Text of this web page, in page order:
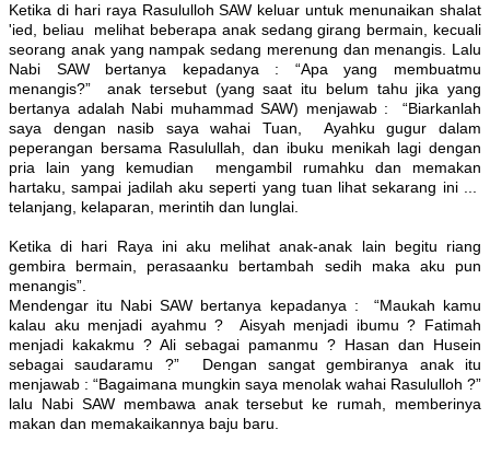
Ketika di hari raya Rasululloh SAW keluar untuk menunaikan shalat
'ied, beliau melihat beberapa anak sedang girang bermain, kecuali
seorang anak yang nampak sedang merenung dan menangis. Lalu
Nabi SAW bertanya kepadanya : “Apa yang membuatmu
menangis?” anak tersebut (yang saat itu belum tahu jika yang
bertanya adalah Nabi muhammad SAW) menjawab : “Biarkanlah
saya dengan nasib saya wahai Tuan, Ayahku gugur dalam
peperangan bersama Rasulullah, dan ibuku menikah lagi dengan
pria lain yang kemudian mengambil rumahku dan memakan
hartaku, sampai jadilah aku seperti yang tuan lihat sekarang ini ...
telanjang, kelaparan, merintih dan lunglai.
Ketika di hari Raya ini aku melihat anak-anak lain begitu riang
gembira bermain, perasaanku bertambah sedih maka aku pun
menangis”.
Mendengar itu Nabi SAW bertanya kepadanya : “Maukah kamu
kalau aku menjadi ayahmu ? Aisyah menjadi ibumu ? Fatimah
menjadi kakakmu ? Ali sebagai pamanmu ? Hasan dan Husein
sebagai saudaramu ?” Dengan sangat gembiranya anak itu
menjawab : “Bagaimana mungkin saya menolak wahai Rasululloh ?”
lalu Nabi SAW membawa anak tersebut ke rumah, memberinya
makan dan memakaikannya baju baru.